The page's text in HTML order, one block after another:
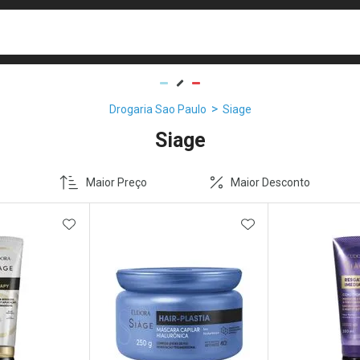
Drogaria Sao Paulo Siage
Siage
Maior Preço Maior Desconto
ADICIONAR AOS FAVORITOSADICIONAR AOS